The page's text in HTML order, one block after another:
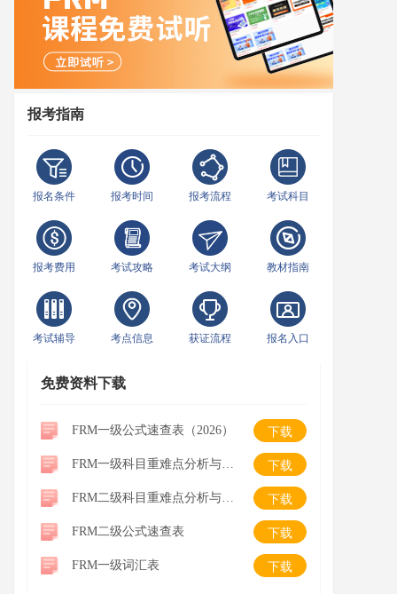
报考指南
报名条件 报考时间 报考流程 考试科目
报考费用 考试攻略 考试大纲 教材指南
考试辅导 考点信息 获证流程 报名入口
免费资料下载
FRM一级公式速查表（2026） 下载
FRM一级科目重难点分析与学习建议 下载
FRM二级科目重难点分析与学习建议 下载
FRM二级公式速查表 下载
FRM一级词汇表 下载